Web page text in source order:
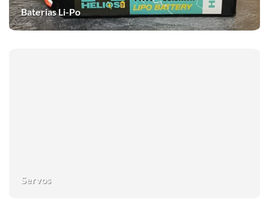
Baterias Li-Po
Servos